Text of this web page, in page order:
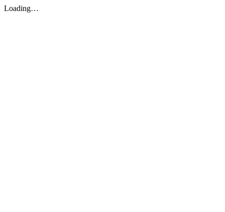
Loading…